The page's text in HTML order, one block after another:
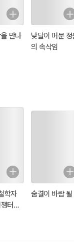
만나
낮달이 머문 정
의 속삭임
학자
터에
숨결이 바람 될